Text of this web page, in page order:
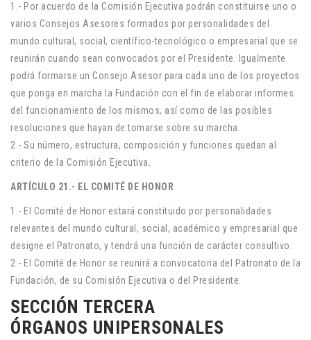
1.- Por acuerdo de la Comisión Ejecutiva podrán constituirse uno o
varios Consejos Asesores formados por personalidades del
mundo cultural, social, científico-tecnológico o empresarial que se
reunirán cuando sean convocados por el Presidente. Igualmente
podrá formarse un Consejo Asesor para cada uno de los proyectos
que ponga en marcha la Fundación con el fin de elaborar informes
del funcionamiento de los mismos, así como de las posibles
resoluciones que hayan de tomarse sobre su marcha.
2.- Su número, estructura, composición y funciones quedan al
criterio de la Comisión Ejecutiva.
ARTÍCULO 21.- EL COMITÉ DE HONOR
1.- El Comité de Honor estará constituido por personalidades
relevantes del mundo cultural, social, académico y empresarial que
designe el Patronato, y tendrá una función de carácter consultivo.
2.- El Comité de Honor se reunirá a convocatoria del Patronato de la
Fundación, de su Comisión Ejecutiva o del Presidente.
SECCIÓN TERCERA
ÓRGANOS UNIPERSONALES